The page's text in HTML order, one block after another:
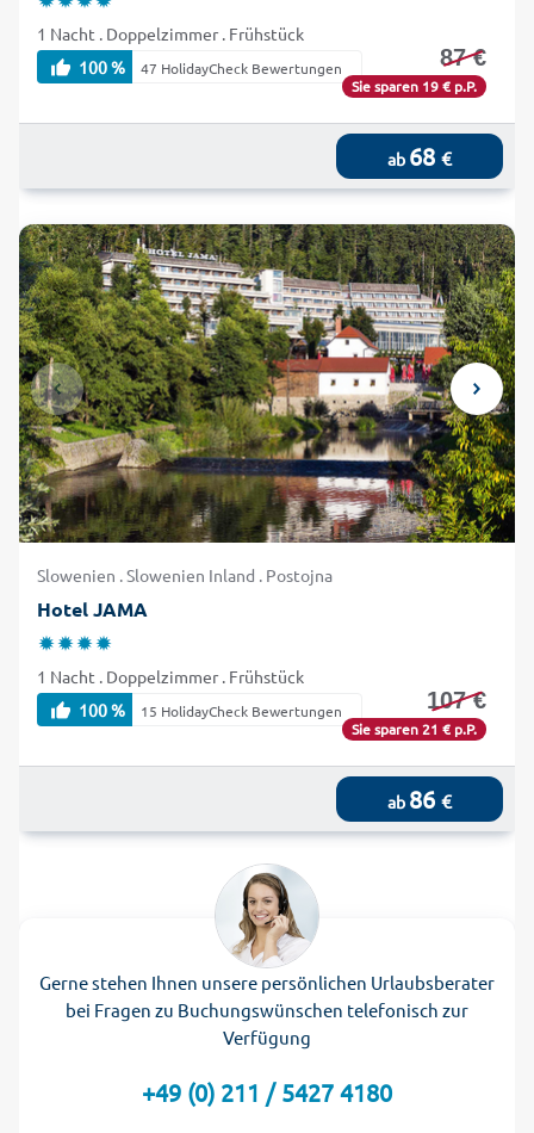
1 Nacht . Doppelzimmer . Frühstück
100 %
47 HolidayCheck Bewertungen 87 €
Sie sparen 19 € p.P.
ab 68 €
Slowenien . Slowenien Inland . Postojna
Hotel JAMA
1 Nacht . Doppelzimmer . Frühstück
100 %
15 HolidayCheck Bewertungen 107 €
Sie sparen 21 € p.P.
ab 86 €
Gerne stehen Ihnen unsere persönlichen Urlaubsberater
bei Fragen zu Buchungswünschen telefonisch zur
Verfügung
+49 (0) 211 / 5427 4180